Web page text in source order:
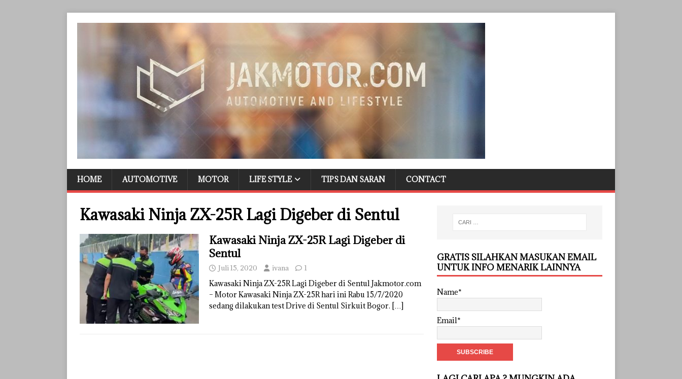
HOME AUTOMOTIVE MOTOR LIFE STYLE TIPS DAN SARAN CONTACT
Kawasaki Ninja ZX-25R Lagi Digeber di Sentul
Kawasaki Ninja ZX-25R Lagi Digeber di
Sentul
Juli 15, 2020 ivana 1
Kawasaki Ninja ZX-25R Lagi Digeber di Sentul Jakmotor.com
– Motor Kawasaki Ninja ZX-25R hari ini Rabu 15/7/2020
sedang dilakukan test Drive di Sentul Sirkuit Bogor. […]
GRATIS SILAHKAN MASUKAN EMAIL
UNTUK INFO MENARIK LAINNYA
Name*
Email*